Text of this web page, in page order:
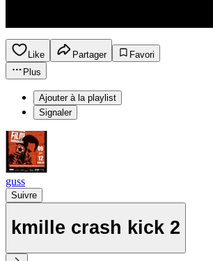
Like Partager
Favori
Plus
Ajouter à la playlist
Signaler
guss
Suivre
kmille crash kick 2